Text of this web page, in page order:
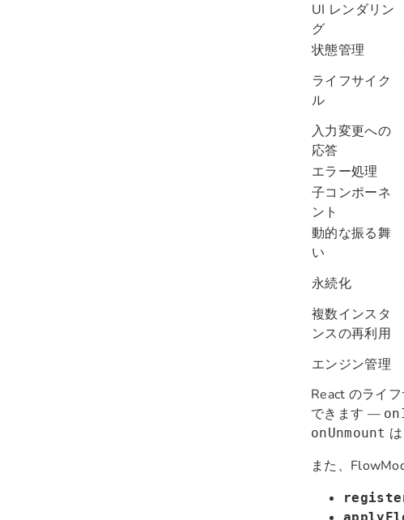
UI レンダリン
グ
状態管理
ライフサイク
ル
入力変更への
応答
エラー処理
子コンポーネ
ント
動的な振る舞
い
永続化
複数インスタ
ンスの再利用
エンジン管理
React のライ
できます —
onUnmount は
また、